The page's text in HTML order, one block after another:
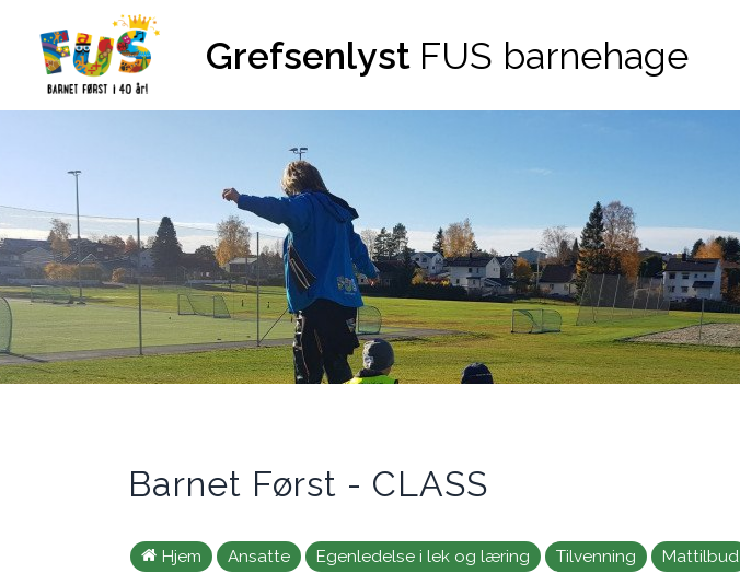
Hopp til innhold
Grefsenlyst FUS barnehage
Barnet Først - CLASS
Hjem Ansatte Egenledelse i lek og læring Tilvenning Mattilbud